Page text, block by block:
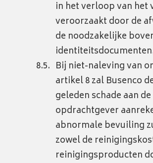
in het verloop van het
veroorzaakt door de
de noodzakelijke
Bij niet-naleving van
artikel 8 zal Busenco
geleden schade aan de
opdrachtgever
abnormale bevuiling
zowel de
reinigingsproducten